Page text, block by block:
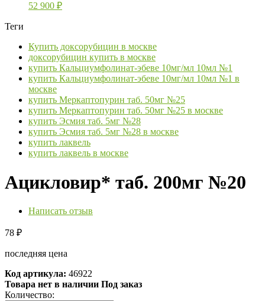
52 900 ₽
Теги
Купить доксорубицин в москве
доксорубицин купить в москве
купить Кальциумфолинат-эбеве 10мг/мл 10мл №1
купить Кальциумфолинат-эбеве 10мг/мл 10мл №1 в
москве
купить Меркаптопурин таб. 50мг №25
купить Меркаптопурин таб. 50мг №25 в москве
купить Эсмия таб. 5мг №28
купить Эсмия таб. 5мг №28 в москве
купить лаквель
купить лаквель в москве
Ацикловир* таб. 200мг №20
Написать отзыв
78 ₽
последняя цена
Код артикула: 46922
Товара нет в наличии Под заказ
Количество: